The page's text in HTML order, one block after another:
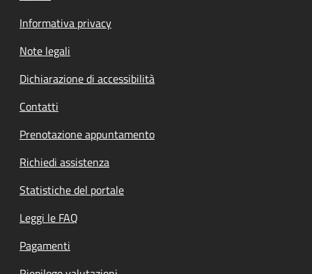
Informativa privacy
Note legali
Dichiarazione di accessibilità
Contatti
Prenotazione appuntamento
Richiedi assistenza
Statistiche del portale
Leggi le FAQ
Pagamenti